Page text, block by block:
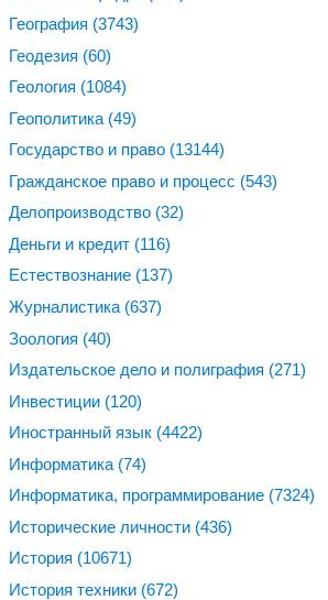
География (3743)
Геодезия (60)
Геология (1084)
Геополитика (49)
Государство и право (13144)
Гражданское право и процесс (543)
Делопроизводство (32)
Деньги и кредит (116)
Естествознание (137)
Журналистика (637)
Зоология (40)
Издательское дело и полиграфия (271)
Инвестиции (120)
Иностранный язык (4422)
Информатика (74)
Информатика, программирование (7324)
Исторические личности (436)
История (10671)
История техники (672)